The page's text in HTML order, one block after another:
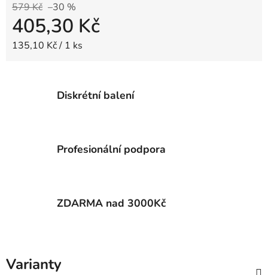
579 Kč –30 %
405,30 Kč
Měrná cena:
135,10 Kč / 1 ks
Diskrétní balení
Profesionální podpora
ZDARMA nad 3000Kč
Varianty